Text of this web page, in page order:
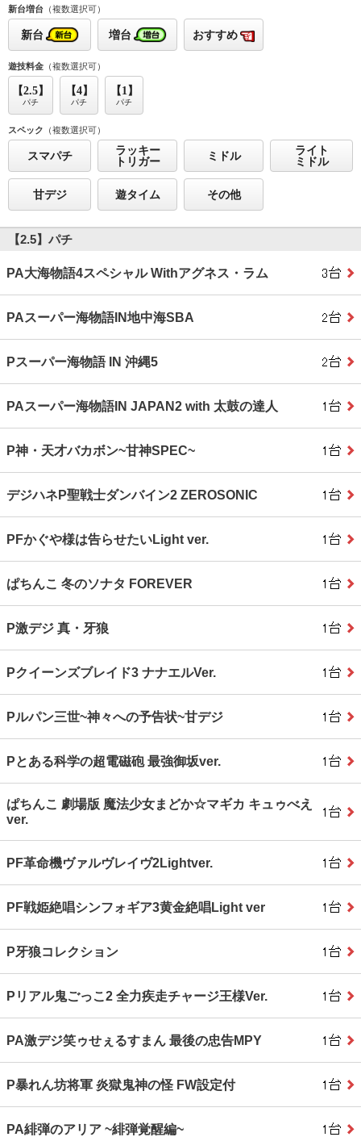
新台増台 （複数選択可）
新台 増台 おすすめ
遊技料金 （複数選択可）
【2.5】
パチ
【4】
パチ
【1】
パチ
スペック （複数選択可）
スマパチ
ラッキー
トリガー
ミドル
ライト
ミドル
甘デジ 遊タイム その他
【2.5】パチ
PA大海物語4スペシャル Withアグネス・ラム
PAスーパー海物語IN地中海SBA
Pスーパー海物語 IN 沖縄5
PAスーパー海物語IN JAPAN2 with 太鼓の達人
P神・天才バカボン~甘神SPEC~
デジハネP聖戦士ダンバイン2 ZEROSONIC
PFかぐや様は告らせたいLight ver.
ぱちんこ 冬のソナタ FOREVER
P激デジ 真・牙狼
Pクイーンズブレイド3 ナナエルVer.
Pルパン三世~神々への予告状~甘デジ
Pとある科学の超電磁砲 最強御坂ver.
ぱちんこ 劇場版 魔法少女まどか☆マギカ キュゥべえ
ver.
PF革命機ヴァルヴレイヴ2Lightver.
PF戦姫絶唱シンフォギア3黄金絶唱Light ver
P牙狼コレクション
Pリアル鬼ごっこ2 全力疾走チャージ王様Ver.
PA激デジ笑ゥせぇるすまん 最後の忠告MPY
P暴れん坊将軍 炎獄鬼神の怪 FW設定付
PA緋弾のアリア ~緋弾覚醒編~